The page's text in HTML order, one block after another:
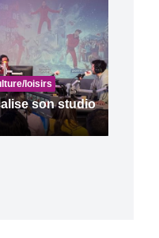
loisirs
son studio